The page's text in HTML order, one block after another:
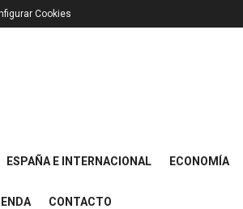
Cookies
ESPAÑA E INTERNACIONAL ECONOMÍA
CONTACTO